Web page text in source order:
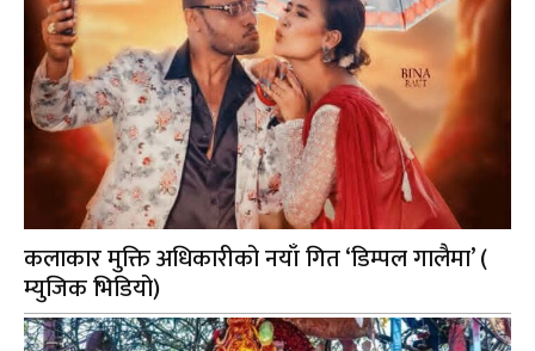
कलाकार मुक्ति अधिकारीको नयाँ गित ‘डिम्पल गालैमा’ (
म्युजिक भिडियो)